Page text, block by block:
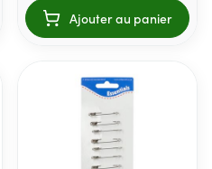
Ajouter au panier